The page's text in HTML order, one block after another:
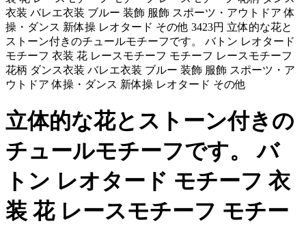
衣装 バレエ衣装 ブルー 装飾 服飾 スポーツ・アウトドア 体
操・ダンス 新体操 レオタード その他 3423円 立体的な花と
ストーン付きのチュールモチーフです。 バトン レオタード
モチーフ 衣装 花 レースモチーフ モチーフ レースモチーフ
花柄 ダンス衣装 バレエ衣装 ブルー 装飾 服飾 スポーツ・ア
ウトドア 体操・ダンス 新体操 レオタード その他
立体的な花とストーン付きの
チュールモチーフです。 バ
トン レオタード モチーフ 衣
装 花 レースモチーフ モチー